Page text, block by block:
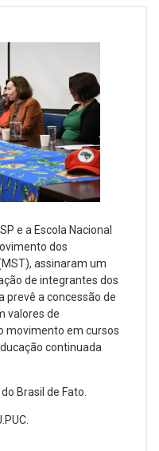
e a Escola Nacional
dos
assinaram um
de integrantes dos
prevê a concessão de
valores de
movimento em cursos
continuada
Brasil de Fato.